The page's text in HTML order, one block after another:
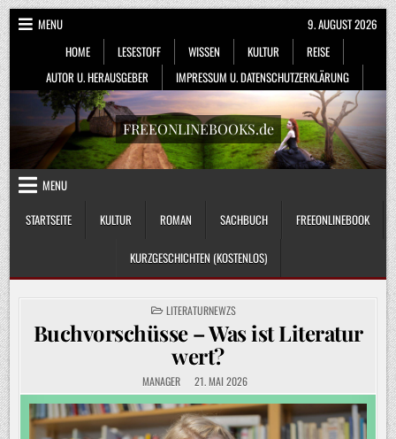
Skip
to
content
MENU
HOME
LESESTOFF WISSEN KULTUR
REISE
AUTOR U. HERAUSGEBER
IMPRESSUM U. DATENSCHUTZERKLÄRUNG
9. AUGUST 2026
FREEONLINEBOOKS.de
MENU
STARTSEITE
KULTUR ROMAN SACHBUCH FREEONLINEBOOK
KURZGESCHICHTEN (KOSTENLOS)
POSTED
IN
LITERATURNEWZS
Buchvorschüsse – Was ist Literatur
wert?
MANAGER 21. MAI 2026